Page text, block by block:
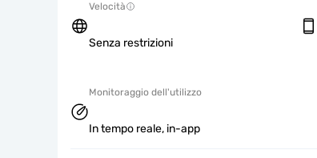
Velocità
Senza restrizioni
Monitoraggio dell'utilizzo
In tempo reale, in-app